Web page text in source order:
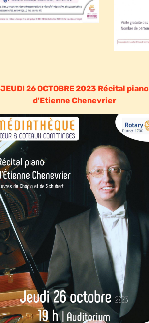
JEUDI 26 OCTOBRE 2023 Récital piano
d'Etienne Chenevrier